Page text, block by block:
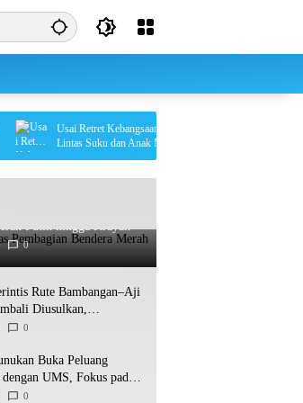
Usai Retret Kebangsaan, Arpiah Dorong Forum
Lintas Suku dan Anak Muda untuk Tangkal Ancaman
Ideologi
Perluas Pembagian
Putih hingga Krayan
0
Rute Bambangan–Aji
Diusulkan,
pada 2027
0
Buka Peluang
UMS, Fokus pada
Perbatasan
0